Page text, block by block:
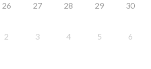
26 27 28 29 30
2 3 4 5 6